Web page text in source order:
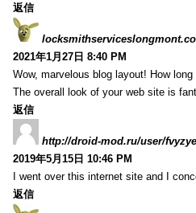
返信
2021年1月27日 8:40 PM
Wow, marvelous blog layout! How
The overall look of your web site is
返信
http://droid-mod.ru/user/
2019年5月15日 10:46 PM
I went over this internet site and I
返信